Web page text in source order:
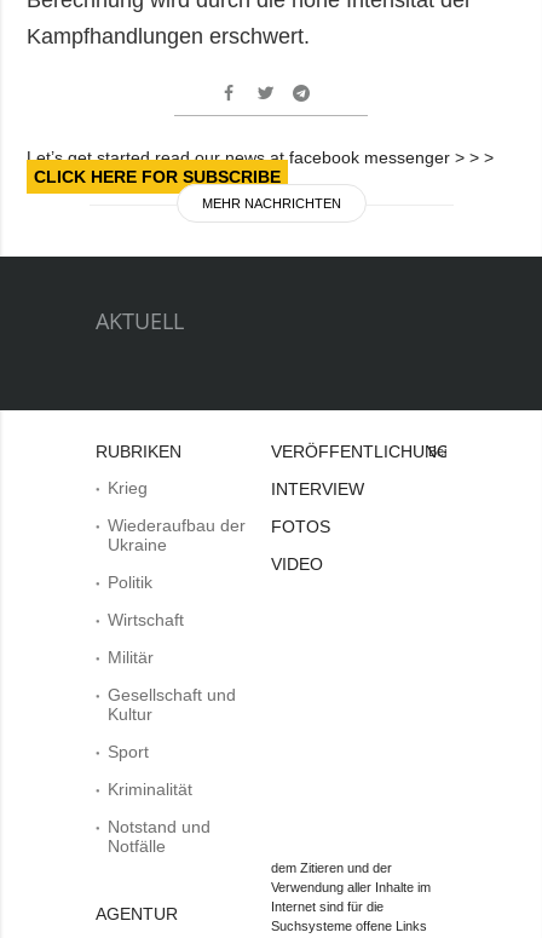
Kampfhandlungen erschwert.
Let’s get started read our news at facebook messenger > > >
CLICK HERE FOR SUBSCRIBE
MEHR NACHRICHTEN
AKTUELL
RUBRIKEN
Krieg
Wiederaufbau der
Ukraine
Politik
Wirtschaft
Militär
Gesellschaft und
Kultur
Sport
Kriminalität
Notstand und
Notfälle
AGENTUR
VERÖFFENTLICHUNGEN
INTERVIEW
FOTOS
VIDEO
Bei
dem Zitieren und der
Verwendung aller Inhalte im
Internet sind für die
Suchsysteme offene Links